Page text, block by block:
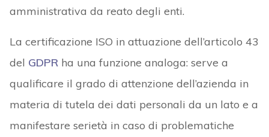
amministrativa da reato degli enti.
La certificazione ISO in attuazione dell’articolo 43
del GDPRha una funzione analoga: serve a
qualificare il grado di attenzione dell’azienda in
materia di tutela dei dati personali da un lato e a
manifestare serietà in caso di problematiche